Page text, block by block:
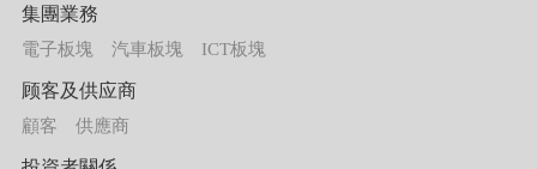
集團業務
電子板塊 汽車板塊 ICT板塊
顾客及供应商
顧客 供應商